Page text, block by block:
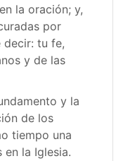
la oración; y,
por
decir: tu fe,
y de las
y la
de los
tiempo una
la Iglesia.